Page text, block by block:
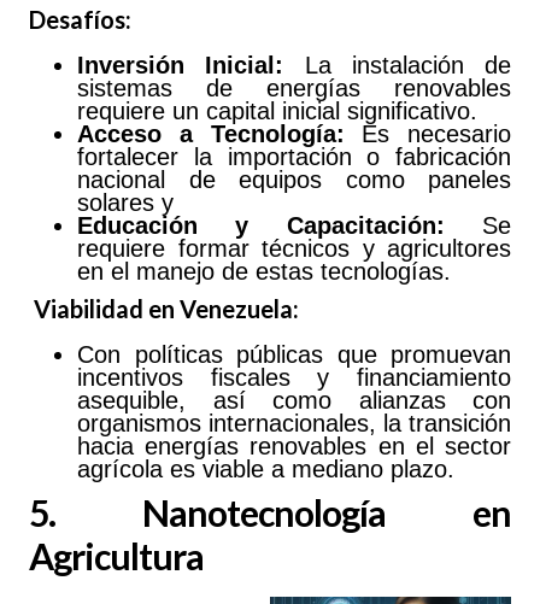
Desafíos:
Inversión Inicial: La instalación de
sistemas de energías renovables
requiere un capital inicial significativo.
Acceso a Tecnología: Es necesario
fortalecer la importación o fabricación
nacional de equipos como paneles
solares y
Educación
y Capacitación: Se
requiere formar técnicos y agricultores
en el manejo de estas tecnologías.
Viabilidad en Venezuela:
Con políticas públicas que promuevan
incentivos fiscales y financiamiento
asequible, así como alianzas con
organismos internacionales, la transición
hacia energías renovables en el sector
agrícola es viable a mediano plazo.
5. Nanotecnología en
Agricultura